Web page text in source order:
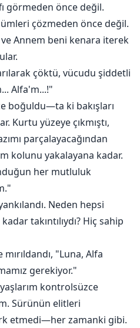
görmeden önce değil.
çözmeden önce değil.
ve Annem beni kenara iterek
çöktü, vücudu şiddetli
Alfa'm...!"
boğuldu—ta ki bakışları
Kurtu yüzeye çıkmıştı,
parçalayacağından
kolunu yakalayana kadar.
her mutluluk
Neden hepsi
takıntılıydı? Hiç sahip
"Luna, Alfa
gerekiyor."
kontrolsüzce
Sürünün elitleri
etmedi—her zamanki gibi.